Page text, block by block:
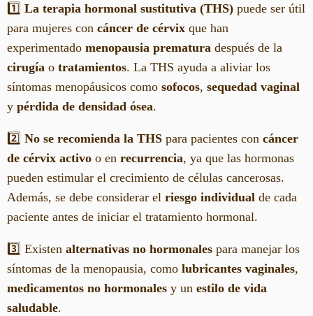
1️⃣ La terapia hormonal sustitutiva (THS) puede ser útil
para mujeres con cáncer de cérvix que han
experimentado menopausia prematura después de la
cirugía o tratamientos. La THS ayuda a aliviar los
síntomas menopáusicos como sofocos, sequedad vaginal
y pérdida de densidad ósea.
2️⃣ No se recomienda la THS para pacientes con cáncer
de cérvix activo o en recurrencia, ya que las hormonas
pueden estimular el crecimiento de células cancerosas.
Además, se debe considerar el riesgo individual de cada
paciente antes de iniciar el tratamiento hormonal.
3️⃣ Existen alternativas no hormonales para manejar los
síntomas de la menopausia, como lubricantes vaginales,
medicamentos no hormonales y un estilo de vida
saludable.